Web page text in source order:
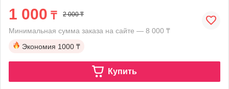
1 000 ₸ 2 000 ₸
Минимальная сумма заказа на сайте — 8 000 ₸
Экономия 1000 ₸
Купить